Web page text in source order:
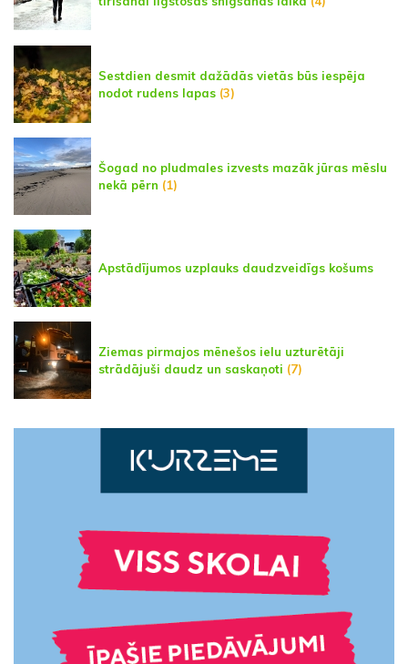
Sestdien desmit dažādās vietās būs iespēja
nodot rudens lapas (3)
Šogad no pludmales izvests mazāk jūras mēslu
nekā pērn (1)
Apstādījumos uzplauks daudzveidīgs košums
Ziemas pirmajos mēnešos ielu uzturētāji
strādājuši daudz un saskaņoti (7)